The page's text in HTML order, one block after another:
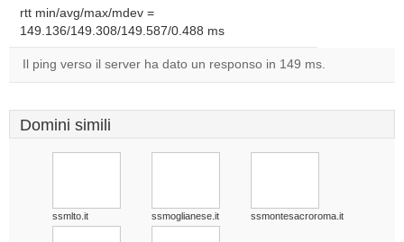
rtt min/avg/max/mdev =
149.136/149.308/149.587/0.488 ms
Il ping verso il server ha dato un responso in 149 ms.
Domini simili
ssmlto.it ssmoglianese.it ssmontesacroroma.it